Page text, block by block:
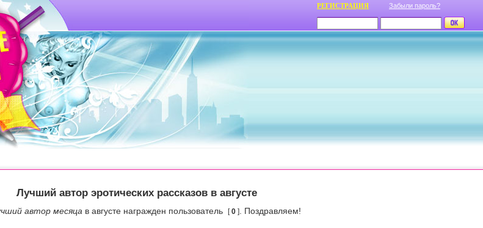
РЕГИСТРАЦИЯ Забыли пароль?
Лучший автор эротических рассказов в августе
автор месяца в августе награжден пользователь [0 ] . Поздравляем!